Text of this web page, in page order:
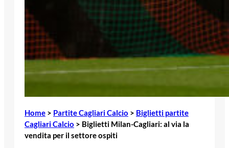
Home > Partite Cagliari Calcio > Biglietti partite
Cagliari Calcio > Biglietti Milan-Cagliari: al via la
vendita per il settore ospiti